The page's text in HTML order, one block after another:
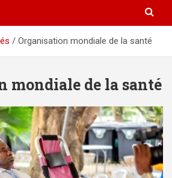
Organisation mondiale de la santé
mondiale de la santé